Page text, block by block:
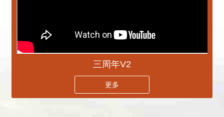
三周年V2
更多